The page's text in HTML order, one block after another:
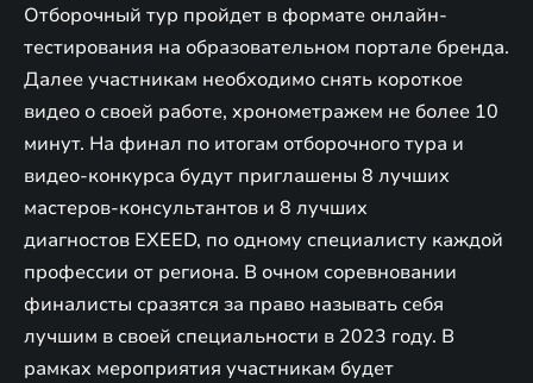
Отборочный тур пройдет в формате онлайн-
тестирования на образовательном портале бренда.
Далее участникам необходимо снять короткое
видео о своей работе, хронометражем не более 10
минут. На финал по итогам отборочного тура и
видео-конкурса будут приглашены 8 лучших
мастеров-консультантов и 8 лучших
диагностов EXEED, по одному специалисту каждой
профессии от региона. В очном соревновании
финалисты сразятся за право называть себя
лучшим в своей специальности в 2023 году. В
рамках мероприятия участникам будет